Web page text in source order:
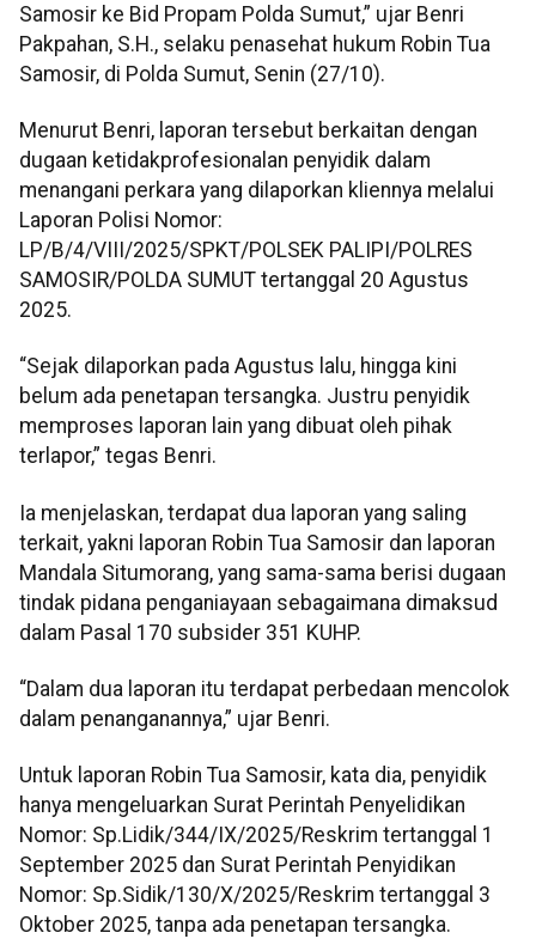
Samosir ke Bid Propam Polda Sumut,” ujar Benri
Pakpahan, S.H., selaku penasehat hukum Robin Tua
Samosir, di Polda Sumut, Senin (27/10).
Menurut Benri, laporan tersebut berkaitan dengan
dugaan ketidakprofesionalan penyidik dalam
menangani perkara yang dilaporkan kliennya melalui
Laporan Polisi Nomor:
LP/B/4/VIII/2025/SPKT/POLSEK PALIPI/POLRES
SAMOSIR/POLDA SUMUT tertanggal 20 Agustus
2025.
“Sejak dilaporkan pada Agustus lalu, hingga kini
belum ada penetapan tersangka. Justru penyidik
memproses laporan lain yang dibuat oleh pihak
terlapor,” tegas Benri.
Ia menjelaskan, terdapat dua laporan yang saling
terkait, yakni laporan Robin Tua Samosir dan laporan
Mandala Situmorang, yang sama-sama berisi dugaan
tindak pidana penganiayaan sebagaimana dimaksud
dalam Pasal 170 subsider 351 KUHP.
“Dalam dua laporan itu terdapat perbedaan mencolok
dalam penanganannya,” ujar Benri.
Untuk laporan Robin Tua Samosir, kata dia, penyidik
hanya mengeluarkan Surat Perintah Penyelidikan
Nomor: Sp.Lidik/344/IX/2025/Reskrim tertanggal 1
September 2025 dan Surat Perintah Penyidikan
Nomor: Sp.Sidik/130/X/2025/Reskrim tertanggal 3
Oktober 2025, tanpa ada penetapan tersangka.